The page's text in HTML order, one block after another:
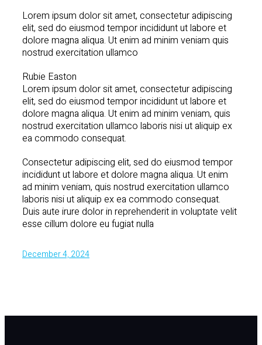
Lorem ipsum dolor sit amet, consectetur adipiscing
elit, sed do eiusmod tempor incididunt ut labore et
dolore magna aliqua. Ut enim ad minim veniam quis
nostrud exercitation ullamco
Rubie Easton
Lorem ipsum dolor sit amet, consectetur adipiscing
elit, sed do eiusmod tempor incididunt ut labore et
dolore magna aliqua. Ut enim ad minim veniam, quis
nostrud exercitation ullamco laboris nisi ut aliquip ex
ea commodo consequat.
Consectetur adipiscing elit, sed do eiusmod tempor
incididunt ut labore et dolore magna aliqua. Ut enim
ad minim veniam, quis nostrud exercitation ullamco
laboris nisi ut aliquip ex ea commodo consequat.
Duis aute irure dolor in reprehenderit in voluptate velit
esse cillum dolore eu fugiat nulla
December 4, 2024